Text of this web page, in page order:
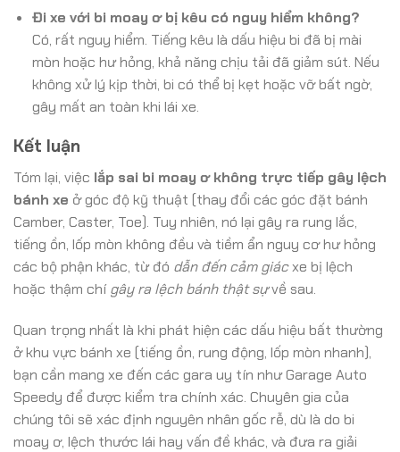
Đi xe với bi moay ơ bị kêu có nguy hiểm không?
Có, rất nguy hiểm. Tiếng kêu là dấu hiệu bi đã bị mài
mòn hoặc hư hỏng, khả năng chịu tải đã giảm sút. Nếu
không xử lý kịp thời, bi có thể bị kẹt hoặc vỡ bất ngờ,
gây mất an toàn khi lái xe.
Kết luận
Tóm lại, việc lắp sai bi moay ơ không trực tiếp gây lệch
bánh xe ở góc độ kỹ thuật (thay đổi các góc đặt bánh
Camber, Caster, Toe). Tuy nhiên, nó lại gây ra rung lắc,
tiếng ồn, lốp mòn không đều và tiềm ẩn nguy cơ hư hỏng
các bộ phận khác, từ đó dẫn đến cảm giácxe bị lệch
hoặc thậm chí gây ra lệch bánh thật sựvề sau.
Quan trọng nhất là khi phát hiện các dấu hiệu bất thường
ở khu vực bánh xe (tiếng ồn, rung động, lốp mòn nhanh),
bạn cần mang xe đến các gara uy tín như Garage Auto
Speedy để được kiểm tra chính xác. Chuyên gia của
chúng tôi sẽ xác định nguyên nhân gốc rễ, dù là do bi
moay ơ, lệch thước lái hay vấn đề khác, và đưa ra giải